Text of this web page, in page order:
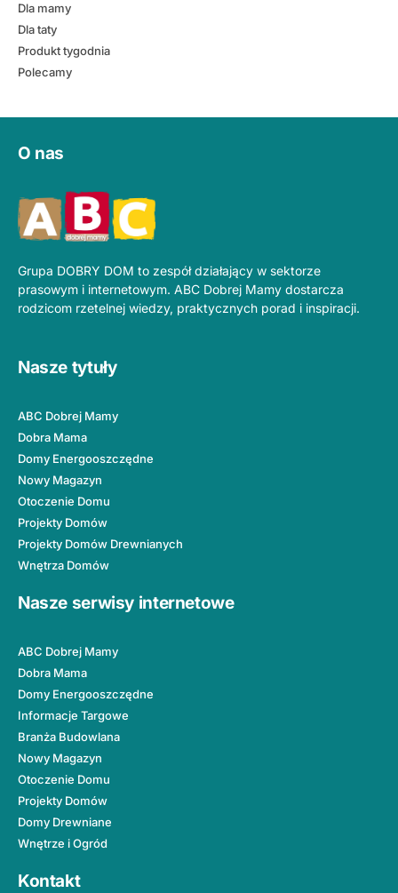
Dla mamy
Dla taty
Produkt tygodnia
Polecamy
O nas
Grupa DOBRY DOM to zespół działający w sektorze
prasowym i internetowym. ABC Dobrej Mamy dostarcza
rodzicom rzetelnej wiedzy, praktycznych porad i inspiracji.
Nasze tytuły
ABC Dobrej Mamy
Dobra Mama
Domy Energooszczędne
Nowy Magazyn
Otoczenie Domu
Projekty Domów
Projekty Domów Drewnianych
Wnętrza Domów
Nasze serwisy internetowe
ABC Dobrej Mamy
Dobra Mama
Domy Energooszczędne
Informacje Targowe
Branża Budowlana
Nowy Magazyn
Otoczenie Domu
Projekty Domów
Domy Drewniane
Wnętrze i Ogród
Kontakt